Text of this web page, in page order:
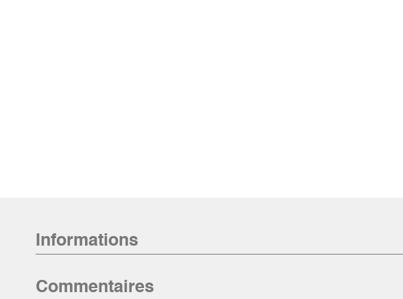
Informations
Commentaires